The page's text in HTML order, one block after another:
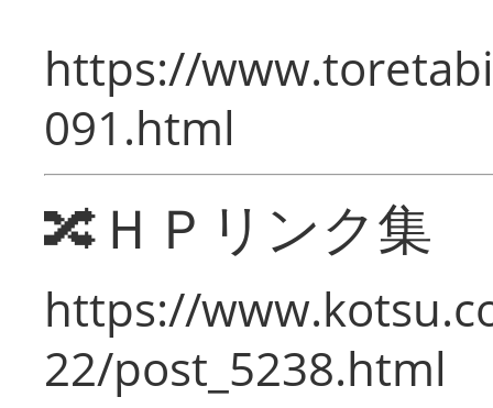
https://
091.html
🔀ＨＰリンク集
https://
22/post_5238.html